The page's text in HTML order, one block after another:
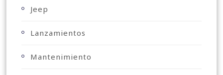
Jeep
Lanzamientos
Mantenimiento